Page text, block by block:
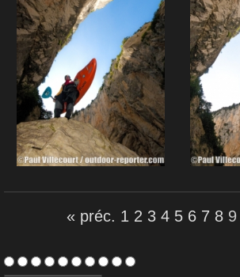
« préc. 1 2 3 4 5 6 7 8 9